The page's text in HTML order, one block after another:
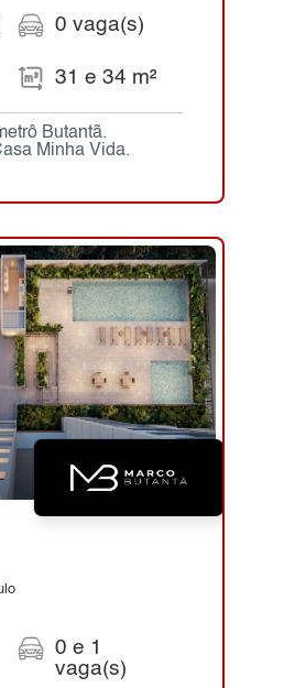
0 vaga(s)
31 e 34 m²
Butantã.
Minha Vida.
0 e 1
vaga(s)